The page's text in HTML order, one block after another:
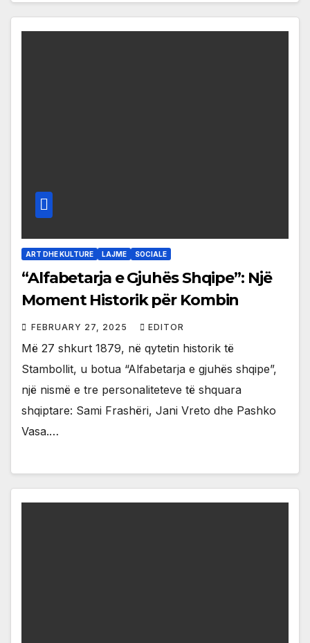
ART DHE KULTURE LAJME SOCIALE
“Alfabetarja e Gjuhës Shqipe”: Një
Moment Historik për Kombin
FEBRUARY 27, 2025 EDITOR
Më 27 shkurt 1879, në qytetin historik të
Stambollit, u botua “Alfabetarja e gjuhës shqipe”,
një nismë e tre personaliteteve të shquara
shqiptare: Sami Frashëri, Jani Vreto dhe Pashko
Vasa.…